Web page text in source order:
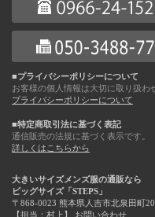
■プライバシーポリシーについて
お客様の個人情報は大切に取り扱わ
プライバシーポリシーについて
■特定商取引法に基づく表記
通信販売の法規に基づく表示です。
詳しくはこちらから
大きいサイズメンズ服の通販なら
ビッグサイズ「STEPS」
〒868-0023 熊本県人吉市北泉田町
【担当：村上】 お問い合わせ